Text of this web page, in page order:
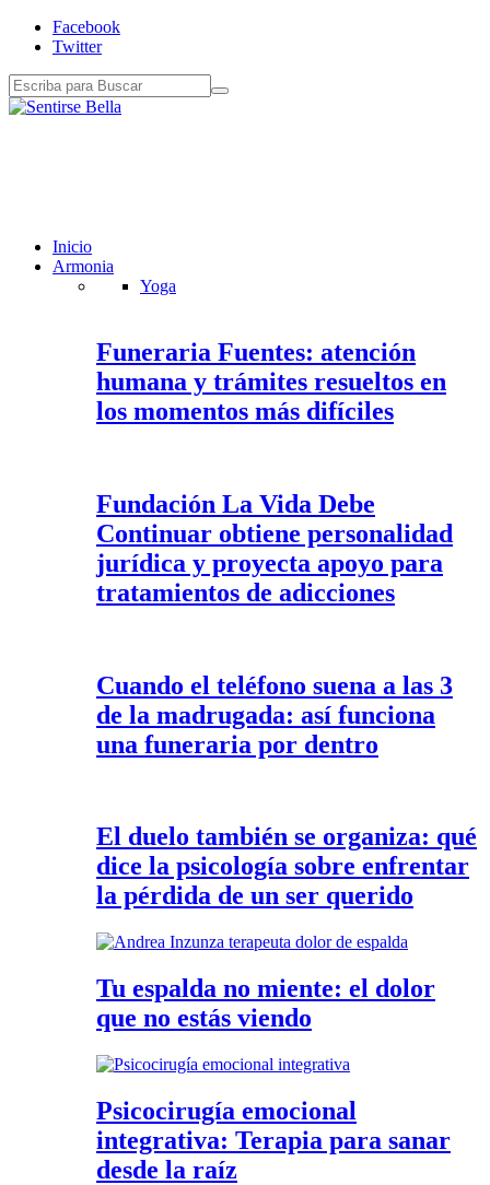
Facebook
Twitter
Inicio
Armonia
Yoga
Funeraria Fuentes: atención
humana y trámites resueltos en
los momentos más difíciles
Fundación La Vida Debe
Continuar obtiene personalidad
jurídica y proyecta apoyo para
tratamientos de adicciones
Cuando el teléfono suena a las 3
de la madrugada: así funciona
una funeraria por dentro
El duelo también se organiza: qué
dice la psicología sobre enfrentar
la pérdida de un ser querido
Tu espalda no miente: el dolor
que no estás viendo
Psicocirugía emocional
integrativa: Terapia para sanar
desde la raíz